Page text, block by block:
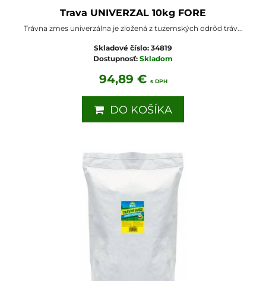
Trava UNIVERZAL 10kg FORE
Trávna zmes univerzálna je zložená z tuzemských odrôd tráv...
Skladové číslo: 34819
Dostupnosť: Skladom
94,89 € s DPH
DO KOŠÍKA